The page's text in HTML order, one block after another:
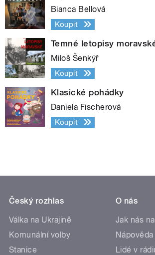
Bianca Bellová
Koupit
Temné letopisy
Miloš Šenkýř
Koupit
Klasické pohádky
Daniela Fischerová
Koupit
Český rozhlas
Válka na Ukrajině
Komunální volby
Stanice
O nás
Jak nás
Nápověda
Lidé v